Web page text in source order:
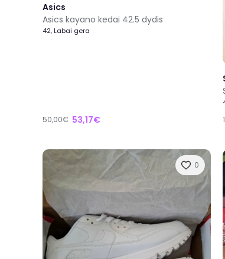
Asics
Asics kayano kedai 42.5 dydis
42, Labai gera
50,00€ 53,17€
0